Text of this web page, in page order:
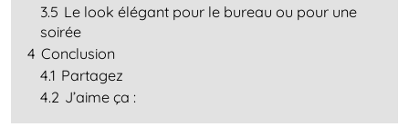
3.5 Le look élégant pour le bureau ou pour une
soirée
4 Conclusion
4.1 Partagez
4.2 J’aime ça :